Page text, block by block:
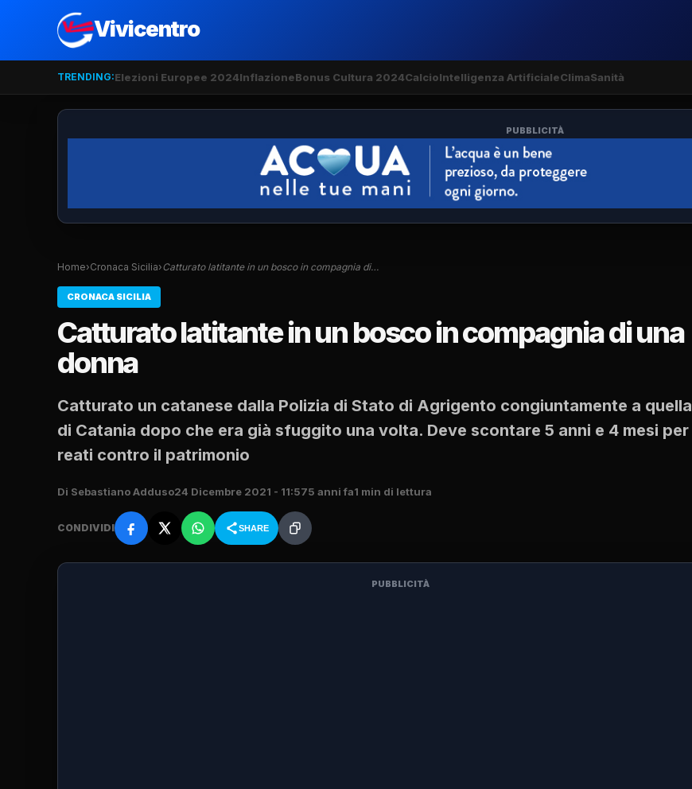
Vivicentro
TRENDING:Elezioni Europee 2024InflazioneBonus Cultura 2024CalcioIntelligenza ArtificialeClimaSanità
PUBBLICITÀ
Home›Cronaca Sicilia›Catturato latitante in un bosco in compagnia di…
CRONACA SICILIA
Catturato latitante in un bosco in compagnia di una
donna
Catturato un catanese dalla Polizia di Stato di Agrigento congiuntamente a quella
di Catania dopo che era già sfuggito una volta. Deve scontare 5 anni e 4 mesi per
reati contro il patrimonio
Di Sebastiano Adduso24 Dicembre 2021 - 11:575 anni fa1 min di lettura
CONDIVIDI SHARE
PUBBLICITÀ